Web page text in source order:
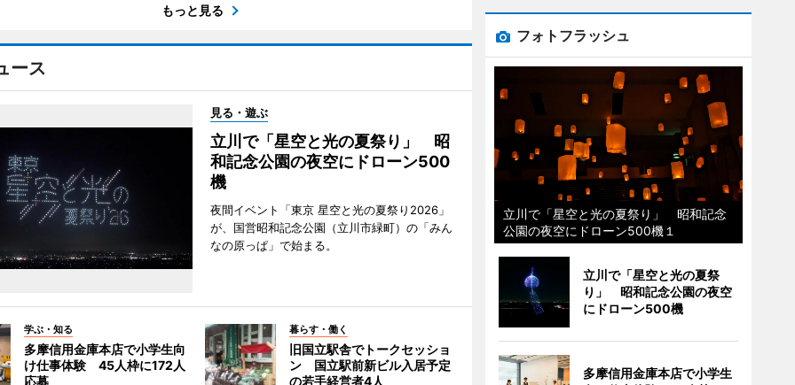
もっと見る
ース
見る・遊ぶ
立川で「星空と光の夏祭り」 昭
和記念公園の夜空にドローン500
機
夜間イベント「東京 星空と光の夏祭り2026」
が、国営昭和記念公園（立川市緑町）の「みん
なの原っぱ」で始まる。
学ぶ・知る
多摩信用金庫本店で小学生向
け仕事体験 45人枠に172人
応募
暮らす・働く
旧国立駅舎でトークセッショ
ン 国立駅前新ビル入居予定
の若手経営者4人
フォトフラッシュ
立川で「星空と光の夏祭り」 昭和記念
公園の夜空にドローン500機１
立川で「星空と光の夏祭
り」 昭和記念公園の夜空
にドローン500機
多摩信用金庫本店で小学生